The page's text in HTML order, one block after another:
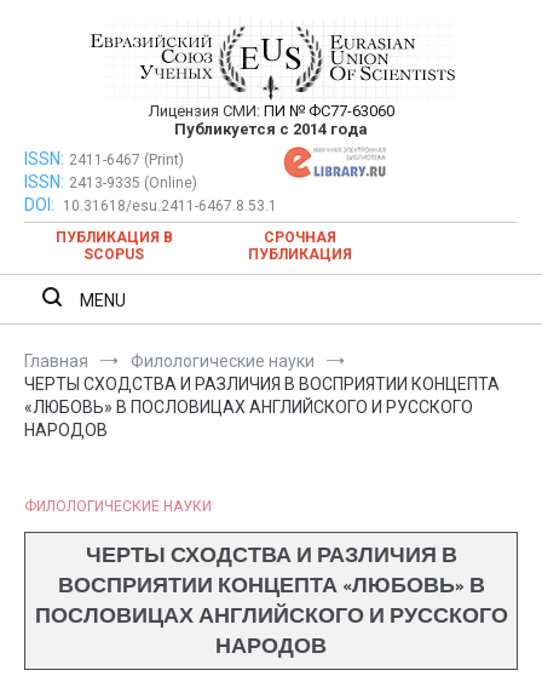
Евразийский Союз Ученых —
публикация научных статей в
ежемесячном научном журнале
Лицензия СМИ: ПИ № ФС77-63060
Публикуется с 2014 года
Евразийский Союз Ученых — публикация научных статей в
ежемесячном научном журнале
ISSN: 2411-6467 (Print)
ISSN: 2413-9335 (Online)
DOI:
10.31618/esu.2411-6467.8.53.1
ПУБЛИКАЦИЯ В
SCOPUS
СРОЧНАЯ
ПУБЛИКАЦИЯ
MENU
Главная
Филологические науки
ЧЕРТЫ СХОДСТВА И РАЗЛИЧИЯ В ВОСПРИЯТИИ КОНЦЕПТА
«ЛЮБОВЬ» В ПОСЛОВИЦАХ АНГЛИЙСКОГО И РУССКОГО
НАРОДОВ
ФИЛОЛОГИЧЕСКИЕ НАУКИ
ЧЕРТЫ СХОДСТВА И РАЗЛИЧИЯ В
ВОСПРИЯТИИ КОНЦЕПТА «ЛЮБОВЬ» В
ПОСЛОВИЦАХ АНГЛИЙСКОГО И РУССКОГО
НАРОДОВ